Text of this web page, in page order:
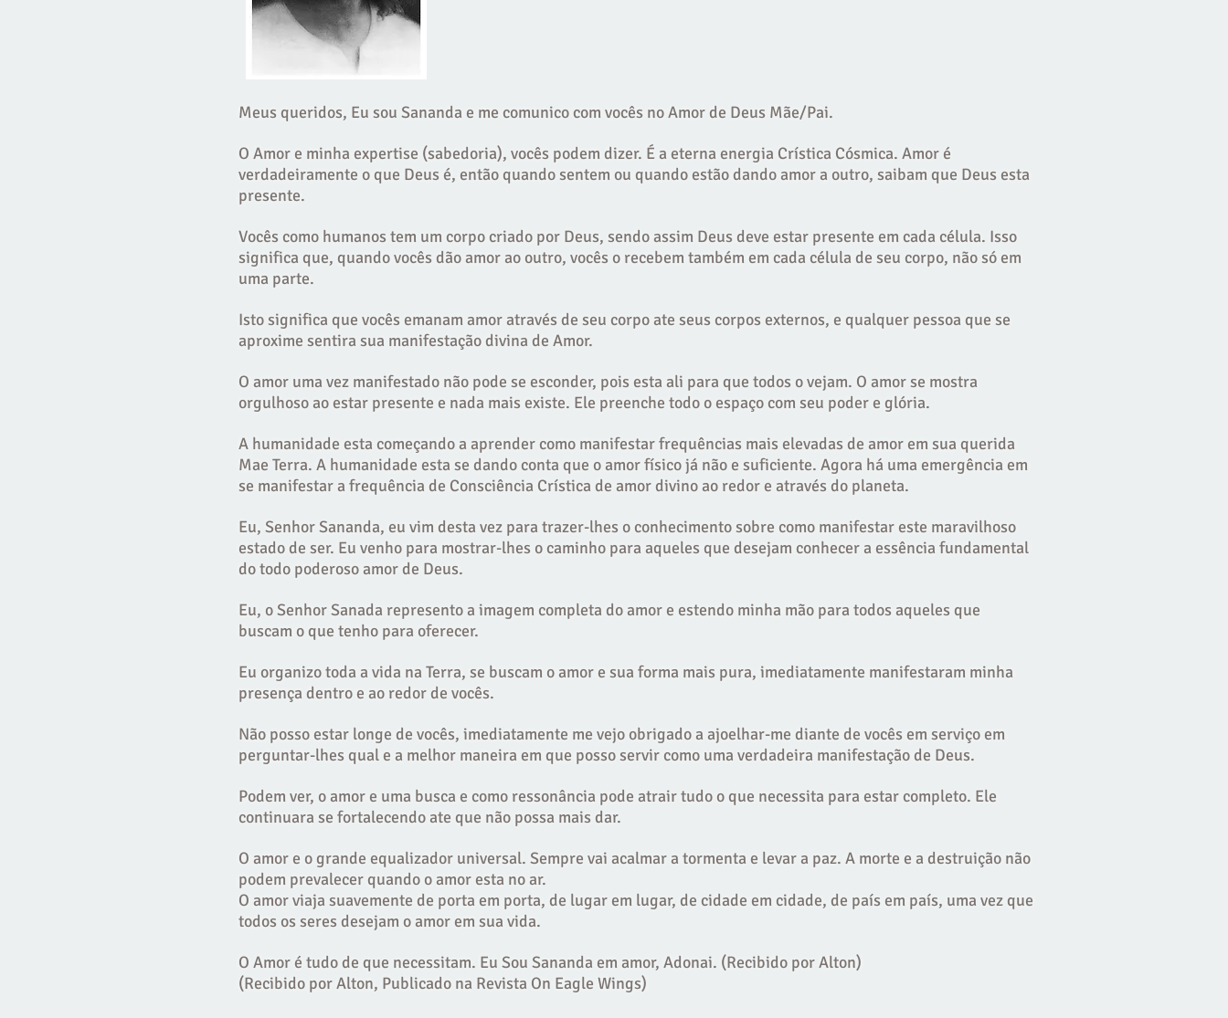
Meus queridos, Eu sou Sananda e me comunico com vocês no Amor de Deus Mãe/Pai.
O Amor e minha expertise (sabedoria), vocês podem dizer. É a eterna energia Crística Cósmica. Amor é
verdadeiramente o que Deus é, então quando sentem ou quando estão dando amor a outro, saibam que Deus esta
presente.
Vocês como humanos tem um corpo criado por Deus, sendo assim Deus deve estar presente em cada célula. Isso
significa que, quando vocês dão amor ao outro, vocês o recebem também em cada célula de seu corpo, não só em
uma parte.
Isto significa que vocês emanam amor através de seu corpo ate seus corpos externos, e qualquer pessoa que se
aproxime sentira sua manifestação divina de Amor.
O amor uma vez manifestado não pode se esconder, pois esta ali para que todos o vejam. O amor se mostra
orgulhoso ao estar presente e nada mais existe. Ele preenche todo o espaço com seu poder e glória.
A humanidade esta começando a aprender como manifestar frequências mais elevadas de amor em sua querida
Mae Terra. A humanidade esta se dando conta que o amor físico já não e suficiente. Agora há uma emergência em
se manifestar a frequência de Consciência Crística de amor divino ao redor e através do planeta.
Eu, Senhor Sananda, eu vim desta vez para trazer-lhes o conhecimento sobre como manifestar este maravilhoso
estado de ser. Eu venho para mostrar-lhes o caminho para aqueles que desejam conhecer a essência fundamental
do todo poderoso amor de Deus.
Eu, o Senhor Sanada represento a imagem completa do amor e estendo minha mão para todos aqueles que
buscam o que tenho para oferecer.
Eu organizo toda a vida na Terra, se buscam o amor e sua forma mais pura, imediatamente manifestaram minha
presença dentro e ao redor de vocês.
Não posso estar longe de vocês, imediatamente me vejo obrigado a ajoelhar-me diante de vocês em serviço em
perguntar-lhes qual e a melhor maneira em que posso servir como uma verdadeira manifestação de Deus.
Podem ver, o amor e uma busca e como ressonância pode atrair tudo o que necessita para estar completo. Ele
continuara se fortalecendo ate que não possa mais dar.
O amor e o grande equalizador universal. Sempre vai acalmar a tormenta e levar a paz. A morte e a destruição não
podem prevalecer quando o amor esta no ar.
O amor viaja suavemente de porta em porta, de lugar em lugar, de cidade em cidade, de país em país, uma vez que
todos os seres desejam o amor em sua vida.
O Amor é tudo de que necessitam. Eu Sou Sananda em amor, Adonai. (Recibido por Alton)
(Recibido por Alton, Publicado na Revista On Eagle Wings)